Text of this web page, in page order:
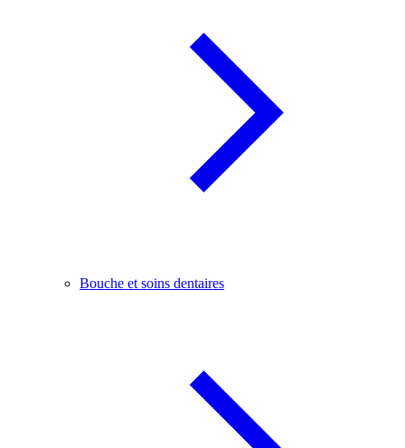
Bouche et soins dentaires